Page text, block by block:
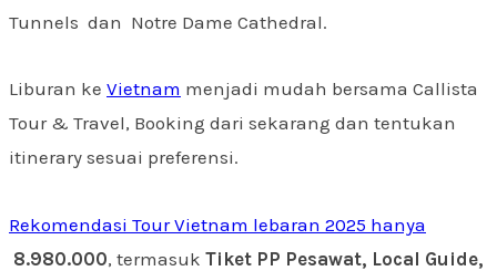
Tunnels dan Notre Dame Cathedral.
Liburan ke Vietnam menjadi mudah bersama Callista
Tour & Travel, Booking dari sekarang dan tentukan
itinerary sesuai preferensi.
Rekomendasi Tour Vietnam lebaran 2025 hanya
8.980.000, termasuk Tiket PP Pesawat, Local Guide,